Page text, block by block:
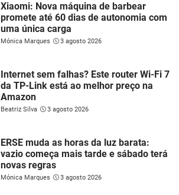
Xiaomi: Nova máquina de barbear
promete até 60 dias de autonomia com
uma única carga
Mónica Marques 3 agosto 2026
Internet sem falhas? Este router Wi-Fi 7
da TP-Link está ao melhor preço na
Amazon
Beatriz Silva 3 agosto 2026
ERSE muda as horas da luz barata:
vazio começa mais tarde e sábado terá
novas regras
Mónica Marques 3 agosto 2026